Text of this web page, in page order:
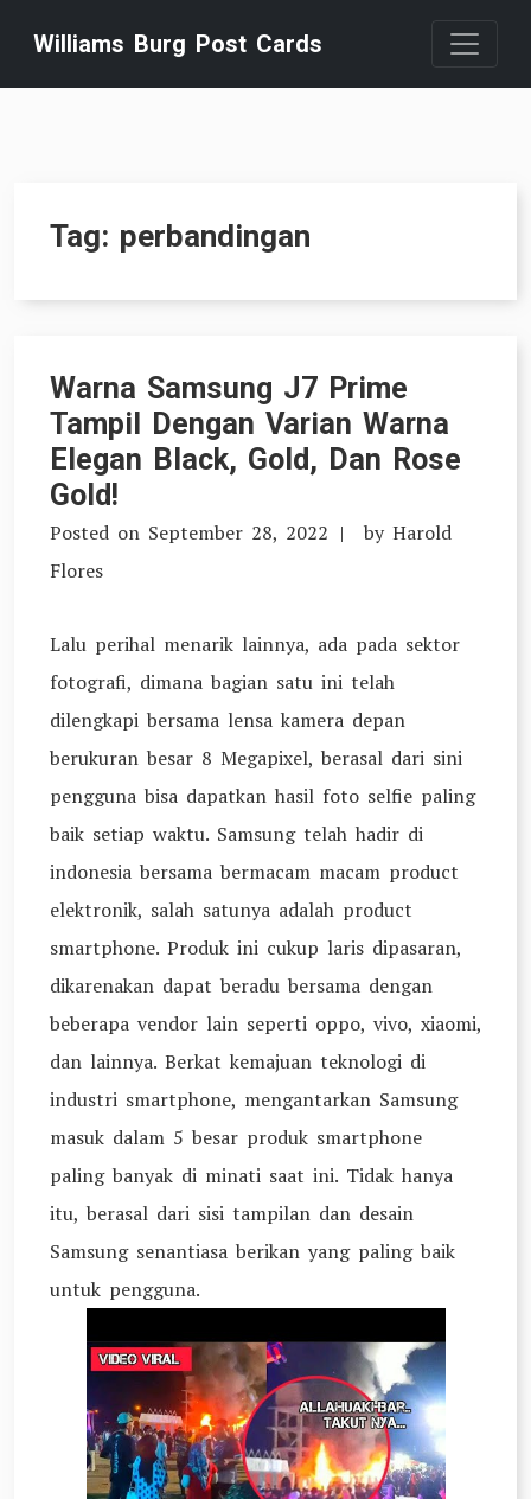
content
Williams Burg Post Cards
Tag: perbandingan
Warna Samsung J7 Prime
Tampil Dengan Varian Warna
Elegan Black, Gold, Dan Rose
Gold!
Posted on September 28, 2022 by Harold
Flores
Lalu perihal menarik lainnya, ada pada sektor
fotografi, dimana bagian satu ini telah
dilengkapi bersama lensa kamera depan
berukuran besar 8 Megapixel, berasal dari sini
pengguna bisa dapatkan hasil foto selfie paling
baik setiap waktu. Samsung telah hadir di
indonesia bersama bermacam macam product
elektronik, salah satunya adalah product
smartphone. Produk ini cukup laris dipasaran,
dikarenakan dapat beradu bersama dengan
beberapa vendor lain seperti oppo, vivo, xiaomi,
dan lainnya. Berkat kemajuan teknologi di
industri smartphone, mengantarkan Samsung
masuk dalam 5 besar produk smartphone
paling banyak di minati saat ini. Tidak hanya
itu, berasal dari sisi tampilan dan desain
Samsung senantiasa berikan yang paling baik
untuk pengguna.